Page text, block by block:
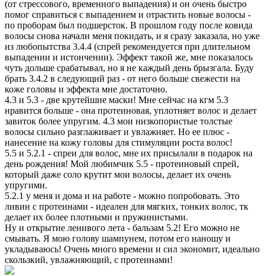
(от стрессового, временного выпадения) и он очень быстро
помог справиться с выпадением и отрастить новые волосы -
по проборам был подшерсток. В прошлом году после ковида
волосы снова начали меня покидать, и я сразу заказала, но уже
из любопытства 3.4.4 (спрей рекомендуется при длительном
выпадении и истончении). Эффект такой же, мне показалось
чуть дольше срабатывал, но я не каждый день брызгала. Буду
брать 3.4.2 в следующий раз - от него больше свежести на
коже головы и эффекта мне достаточно.
4.3 и 5.3 - две крутейшие маски! Мне сейчас на кгм 5.3
нравится больше - она протеиновая, уплотняет волос и делает
завиток более упругим. 4.3 мои низкопористые толстые
волосы сильно разглаживает и увлажняет. Но ее плюс -
нанесение на кожу головы для стимуляции роста волос!
5.5 и 5.2.1 - спреи для волос, мне их присылали в подарок на
день рождения! Мой любимчик 5.5 - протеиновый спрей,
который даже соло крутит мои волосы, делает их очень
упругими.
5.2.1 у меня и дома и на работе - можно попробовать. Это
ливин с протеинами - идеален для мягких, тонких волос, тк
делает их более плотными и пружинистыми.
Ну и открытие ленивого лета - бальзам 5.2! Его можно не
смывать. Я мою голову шампунем, потом его наношу и
укладываюсь! Очень много времени и сил экономит, идеально
скользкий, увлажняющий, с протеинами!